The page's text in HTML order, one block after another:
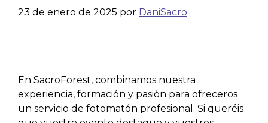
23 de enero de 2025 por DaniSacro
En SacroForest, combinamos nuestra
experiencia, formación y pasión para ofreceros
un servicio de fotomatón profesional. Si queréis